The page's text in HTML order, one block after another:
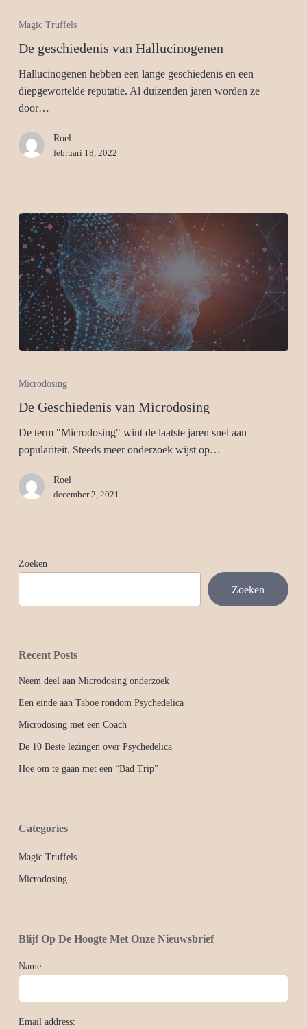
Magic Truffels
De geschiedenis van Hallucinogenen
Hallucinogenen hebben een lange geschiedenis en een
diepgewortelde reputatie. Al duizenden jaren worden ze
door…
Roel
februari 18, 2022
Microdosing
De Geschiedenis van Microdosing
De term "Microdosing" wint de laatste jaren snel aan
populariteit. Steeds meer onderzoek wijst op…
Roel
december 2, 2021
Zoeken
Zoeken
Recent Posts
Neem deel aan Microdosing onderzoek
Een einde aan Taboe rondom Psychedelica
Microdosing met een Coach
De 10 Beste lezingen over Psychedelica
Hoe om te gaan met een “Bad Trip”
Categories
Magic Truffels
Microdosing
Blijf Op De Hoogte Met Onze Nieuwsbrief
Name:
Email address: